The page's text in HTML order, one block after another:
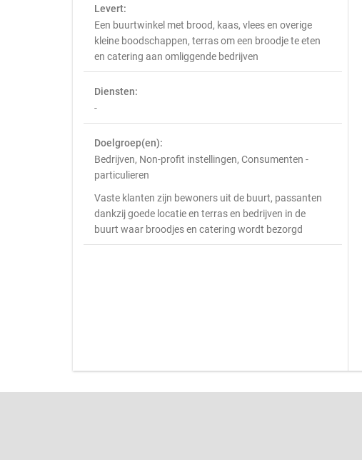
Levert:
Een buurtwinkel met brood, kaas, vlees en overige
kleine boodschappen, terras om een broodje te eten
en catering aan omliggende bedrijven
Diensten:
-
Doelgroep(en):
Bedrijven, Non-profit instellingen, Consumenten -
particulieren
Vaste klanten zijn bewoners uit de buurt, passanten
dankzij goede locatie en terras en bedrijven in de
buurt waar broodjes en catering wordt bezorgd